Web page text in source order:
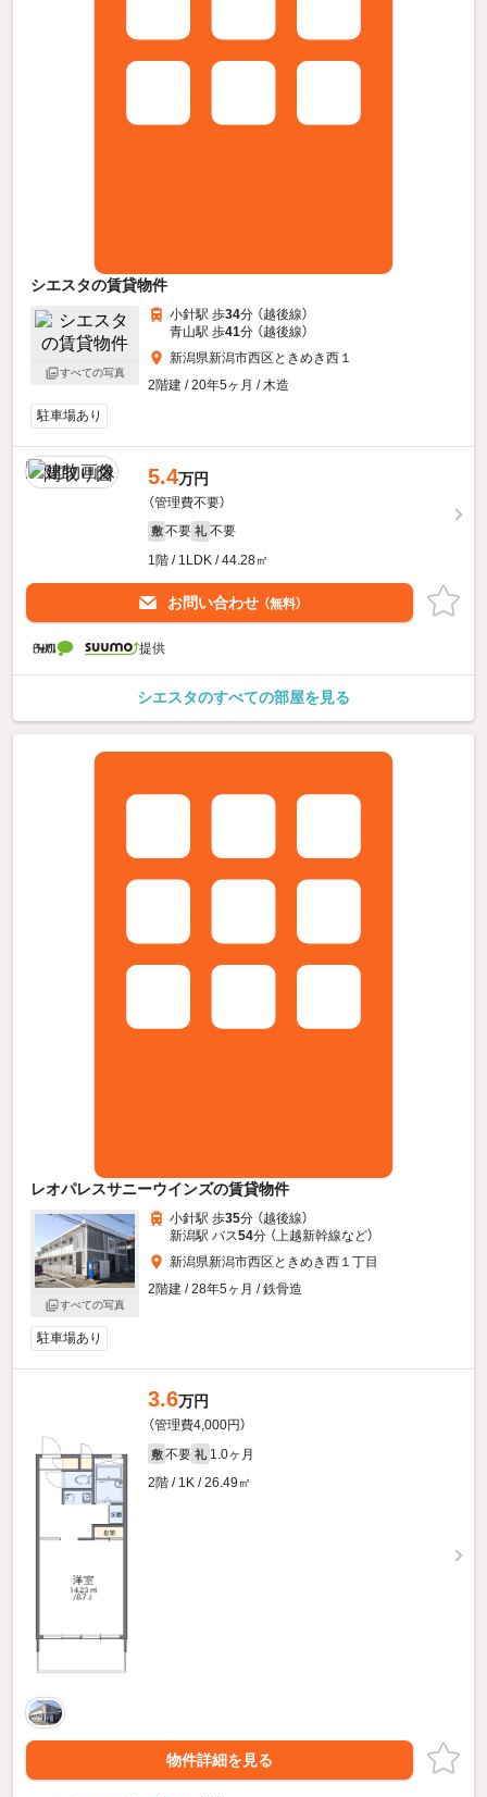
シエスタの賃貸物件
すべての写真
小針駅 歩34分 （越後線）
青山駅 歩41分 （越後線）
新潟県新潟市西区ときめき西１
2階建 / 20年5ヶ月 / 木造
駐車場あり
5.4万円
（管理費不要）
敷 不要 礼 不要
1階 / 1LDK / 44.28㎡
お問い合わせ （無料）
提供
シエスタのすべての部屋を見る
レオパレスサニーウインズの賃貸物件
すべての写真
小針駅 歩35分 （越後線）
新潟駅 バス54分 （上越新幹線など）
新潟県新潟市西区ときめき西１丁目
2階建 / 28年5ヶ月 / 鉄骨造
駐車場あり
3.6万円
（管理費4,000円）
敷 不要 礼 1.0ヶ月
2階 / 1K / 26.49㎡
物件詳細を見る